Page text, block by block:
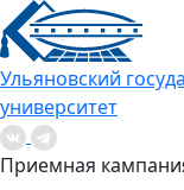
Ульяновский
университет
Приемная